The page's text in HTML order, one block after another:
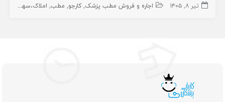
تیر ۸, ۱۴۰۵ اجاره و فروش مطب پزشک کارجو مطب املاک،سهام و امتیاز